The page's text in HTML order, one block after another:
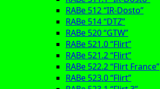
RABe 512 “IR-Dosto”
RABe 514 “DTZ”
RABe 520 “GTW”
RABe 521.0 “Flirt”
RABe 521.2 “Flirt”
RABe 522.2 “Flirt France”
RABe 523.0 “Flirt”